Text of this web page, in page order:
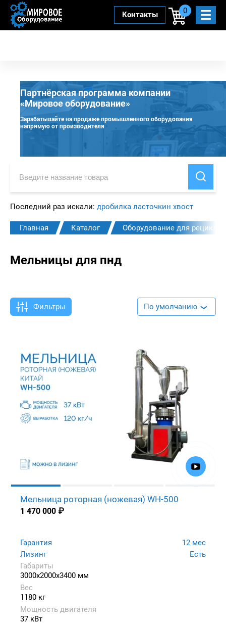
Контакты 0
Партнёрская программа компании
«Мировое оборудование»
Зарабатывайте на продаже промышленного оборудования
напрямую от производителя
Последний раз искали: дробилка ласточкин хвост
Главная Каталог Оборудование для
Мельницы для пнд
Фильтры По умолчанию
Мельница роторная (ножевая) WH-500
1 470 000 ₽
Гарантия
12 мес
Лизинг
Есть
Габариты
3000x2000x3400 мм
Вес
1180 кг
Мощность двигателя
37 кВт